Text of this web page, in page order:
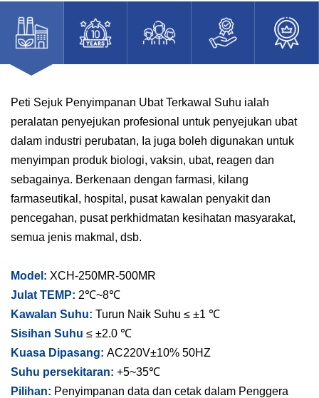
Peti Sejuk Penyimpanan Ubat Terkawal Suhu ialah
peralatan penyejukan profesional untuk penyejukan ubat
dalam industri perubatan, Ia juga boleh digunakan untuk
menyimpan produk biologi, vaksin, ubat, reagen dan
sebagainya. Berkenaan dengan farmasi, kilang
farmaseutikal, hospital, pusat kawalan penyakit dan
pencegahan, pusat perkhidmatan kesihatan masyarakat,
semua jenis makmal, dsb.
Model: XCH-250MR-500MR
Julat TEMP: 2℃~8℃
Kawalan Suhu: Turun Naik Suhu ≤ ±1 ℃
Sisihan Suhu ≤ ±2.0 ℃
Kuasa Dipasang: AC220V±10% 50HZ
Suhu persekitaran: +5~35℃
Pilihan: Penyimpanan data dan cetak dalam Penggera